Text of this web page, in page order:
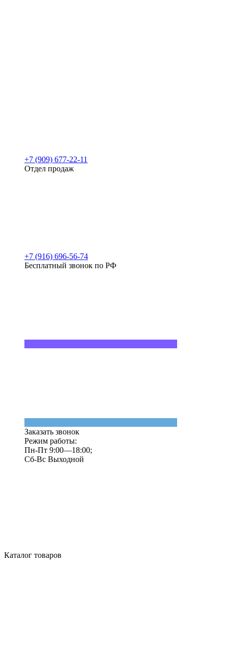
+7 (909) 677-22-11
Отдел продаж
+7 (916) 696-56-74
Бесплатный звонок по РФ
Заказать звонок
Режим работы:
Пн-Пт 9:00—18:00;
Сб-Вс Выходной
Каталог товаров